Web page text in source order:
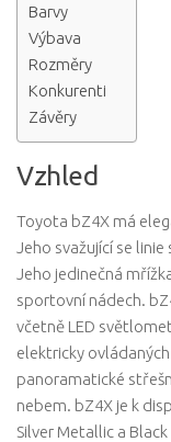
Barvy
Výbava
Rozměry
Konkurenti
Závěry
Vzhled
Toyota bZ4X má
Jeho svažující se
Jeho jedinečná
sportovní nádech.
včetně LED
elektricky
panoramatické
nebem. bZ4X je k
Silver Metallic a